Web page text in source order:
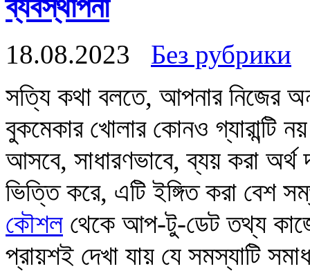
ব্যবস্থাপনা
18.08.2023
Без рубрики
সত্যি কথা বলতে, আপনার নিজের
বুকমেকার খোলার কোনও গ্যারান্টি
আসবে, সাধারণভাবে, ব্যয় করা
ভিত্তি করে, এটি ইঙ্গিত করা বেশ
কৌশল থেকে আপ-টু-ডেট তথ্য
প্রায়শই দেখা যায় যে সমস্যাটি